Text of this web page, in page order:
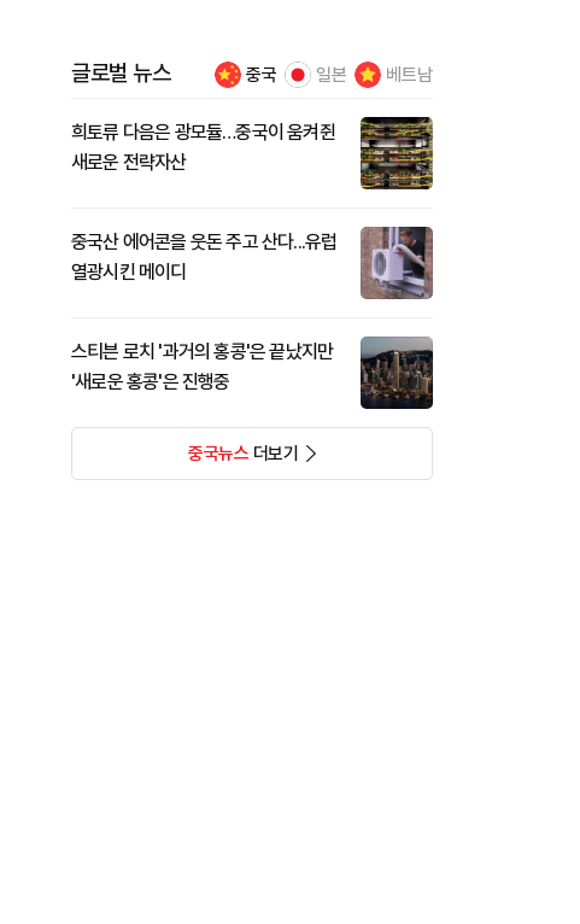
글로벌 뉴스 중국 일본 베트남
희토류 다음은 광모듈…중국이 움켜쥔
새로운 전략자산
중국산 에어콘을 웃돈 주고 산다...유럽
열광시킨 메이디
스티븐 로치 '과거의 홍콩'은 끝났지만
'새로운 홍콩'은 진행중
중국뉴스더보기